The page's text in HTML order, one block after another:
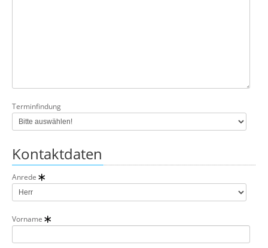
Terminfindung
Kontaktdaten
Anrede
Vorname